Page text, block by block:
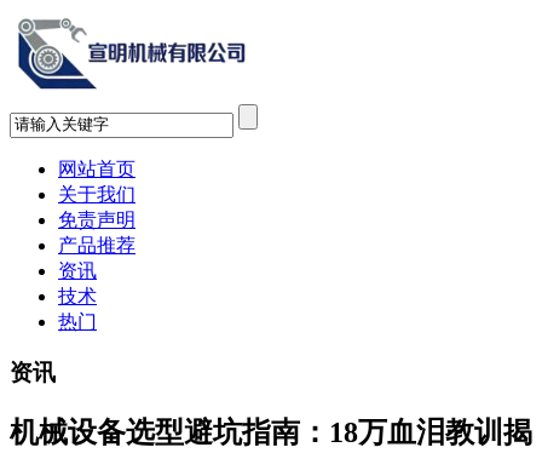
网站首页
关于我们
免责声明
产品推荐
资讯
技术
热门
资讯
机械设备选型避坑指南：18万血泪教训揭